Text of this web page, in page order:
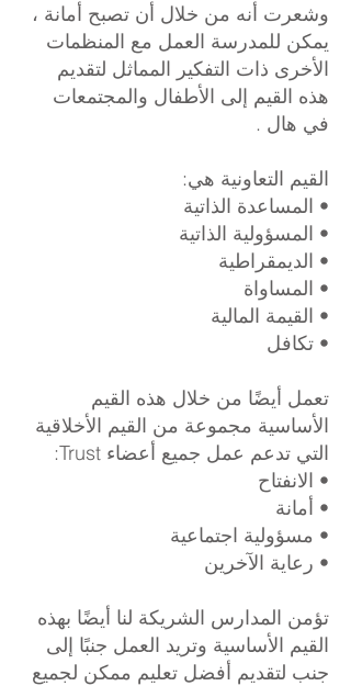
وشعرت أنه من خلال أن تصبح أمانة ،
يمكن للمدرسة العمل مع المنظمات
الأخرى ذات التفكير المماثل لتقديم
هذه القيم إلى الأطفال والمجتمعات
في هال .
القيم التعاونية هي:
• المساعدة الذاتية
• المسؤولية الذاتية
• الديمقراطية
• المساواة
• القيمة المالية
• تكافل
تعمل أيضًا من خلال هذه القيم
الأساسية مجموعة من القيم الأخلاقية
التي تدعم عمل جميع أعضاء Trust:
• الانفتاح
• أمانة
• مسؤولية اجتماعية
• رعاية الآخرين
تؤمن المدارس الشريكة لنا أيضًا بهذه
القيم الأساسية وتريد العمل جنبًا إلى
جنب لتقديم أفضل تعليم ممكن لجميع